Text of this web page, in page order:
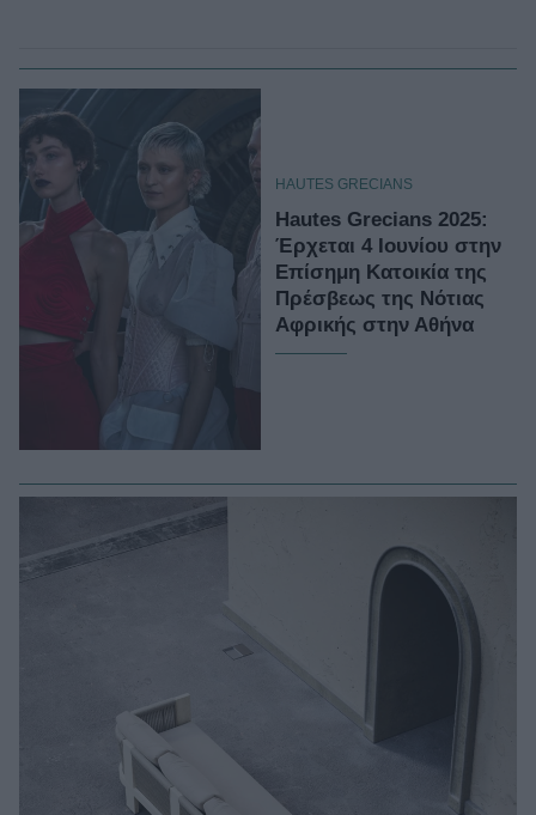
HAUTES GRECIANS
Hautes Grecians 2025:
Έρχεται 4 Ιουνίου στην
Επίσημη Κατοικία της
Πρέσβεως της Νότιας
Αφρικής στην Αθήνα